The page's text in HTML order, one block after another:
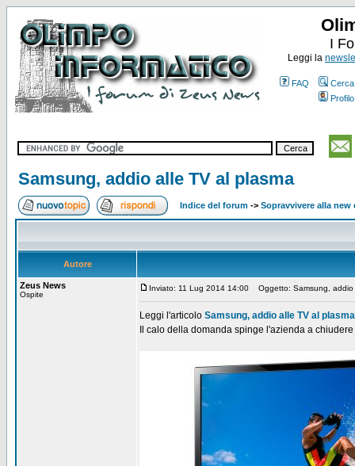
I
Leggi la
FAQ
Cerca
Profilo
Samsung, addio alle TV al plasma
Indice del forum -> Sopravvivere alla new
Autore
Zeus News
Ospite
Inviato: 11 Lug 2014 14:00 Oggetto: Samsung, addio
Leggi l'articolo Samsung, addio alle TV al plasma
Il calo della domanda spinge l'azienda a